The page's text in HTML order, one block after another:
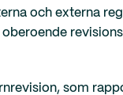
och externa
som